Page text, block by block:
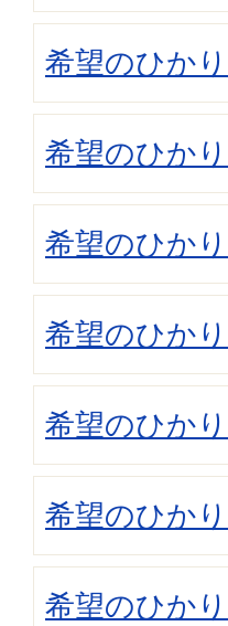
希望のひか
希望のひか
希望のひか
希望のひか
希望のひか
希望のひか
希望のひか